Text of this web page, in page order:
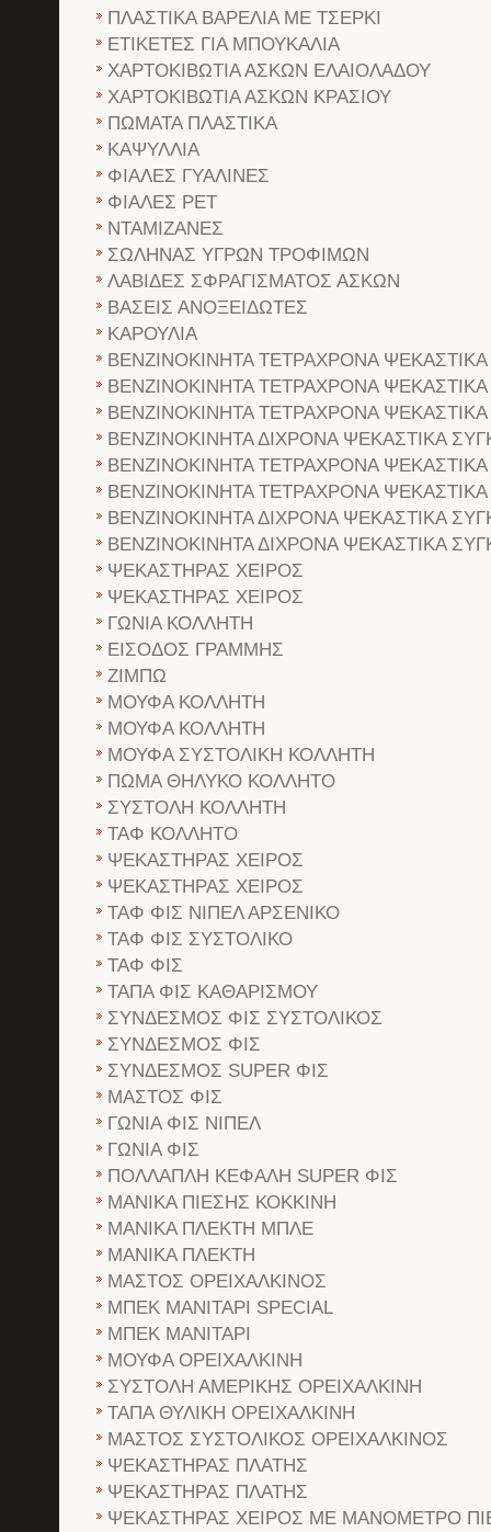
ΠΛΑΣΤΙΚΑ ΒΑΡΕΛΙΑ ΜΕ ΤΣΕΡΚΙ
ΕΤΙΚΕΤΕΣ ΓΙΑ ΜΠΟΥΚΑΛΙΑ
ΧΑΡΤΟΚΙΒΩΤΙΑ ΑΣΚΩΝ ΕΛΑΙΟΛΑΔΟΥ
ΧΑΡΤΟΚΙΒΩΤΙΑ ΑΣΚΩΝ ΚΡΑΣΙΟΥ
ΠΩΜΑΤΑ ΠΛΑΣΤΙΚΑ
ΚΑΨΥΛΛΙΑ
ΦΙΑΛΕΣ ΓΥΑΛΙΝΕΣ
ΦΙΑΛΕΣ PET
ΝΤΑΜΙΖΑΝΕΣ
ΣΩΛΗΝΑΣ ΥΓΡΩΝ ΤΡΟΦΙΜΩΝ
ΛΑΒΙΔΕΣ ΣΦΡΑΓΙΣΜΑΤΟΣ ΑΣΚΩΝ
ΒΑΣΕΙΣ ΑΝΟΞΕΙΔΩΤΕΣ
ΚΑΡΟΥΛΙΑ
ΒΕΝΖΙΝΟΚΙΝΗΤΑ ΤΕΤΡΑΧΡΟΝΑ
ΒΕΝΖΙΝΟΚΙΝΗΤΑ ΤΕΤΡΑΧΡΟΝΑ
ΒΕΝΖΙΝΟΚΙΝΗΤΑ ΤΕΤΡΑΧΡΟΝΑ
ΒΕΝΖΙΝΟΚΙΝΗΤΑ ΔΙΧΡΟΝΑ ΨΕΚΑΣΤΙΚΑ
ΒΕΝΖΙΝΟΚΙΝΗΤΑ ΤΕΤΡΑΧΡΟΝΑ ΨΕΚΑΣΤΙΚΑ
ΒΕΝΖΙΝΟΚΙΝΗΤΑ ΤΕΤΡΑΧΡΟΝΑ ΨΕΚΑΣΤΙΚΑ
ΒΕΝΖΙΝΟΚΙΝΗΤΑ ΔΙΧΡΟΝΑ ΨΕΚΑΣΤΙΚΑ
ΒΕΝΖΙΝΟΚΙΝΗΤΑ ΔΙΧΡΟΝΑ ΨΕΚΑΣΤΙΚΑ
ΨΕΚΑΣΤΗΡΑΣ ΧΕΙΡΟΣ
ΨΕΚΑΣΤΗΡΑΣ ΧΕΙΡΟΣ
ΓΩΝΙΑ ΚΟΛΛΗΤΗ
ΕΙΣΟΔΟΣ ΓΡΑΜΜΗΣ
ΖΙΜΠΩ
ΜΟΥΦΑ ΚΟΛΛΗΤΗ
ΜΟΥΦΑ ΚΟΛΛΗΤΗ
ΜΟΥΦΑ ΣΥΣΤΟΛΙΚΗ ΚΟΛΛΗΤΗ
ΠΩΜΑ ΘΗΛΥΚΟ ΚΟΛΛΗΤΟ
ΣΥΣΤΟΛΗ ΚΟΛΛΗΤΗ
ΤΑΦ ΚΟΛΛΗΤΟ
ΨΕΚΑΣΤΗΡΑΣ ΧΕΙΡΟΣ
ΨΕΚΑΣΤΗΡΑΣ ΧΕΙΡΟΣ
ΤΑΦ ΦΙΣ ΝΙΠΕΛ ΑΡΣΕΝΙΚΟ
ΤΑΦ ΦΙΣ ΣΥΣΤΟΛΙΚΟ
ΤΑΦ ΦΙΣ
ΤΑΠΑ ΦΙΣ ΚΑΘΑΡΙΣΜΟΥ
ΣΥΝΔΕΣΜΟΣ ΦΙΣ ΣΥΣΤΟΛΙΚΟΣ
ΣΥΝΔΕΣΜΟΣ ΦΙΣ
ΣΥΝΔΕΣΜΟΣ SUPER ΦΙΣ
ΜΑΣΤΟΣ ΦΙΣ
ΓΩΝΙΑ ΦΙΣ ΝΙΠΕΛ
ΓΩΝΙΑ ΦΙΣ
ΠΟΛΛΑΠΛΗ ΚΕΦΑΛΗ SUPER ΦΙΣ
ΜΑΝΙΚΑ ΠΙΕΣΗΣ ΚΟΚΚΙΝΗ
ΜΑΝΙΚΑ ΠΛΕΚΤΗ ΜΠΛΕ
ΜΑΝΙΚΑ ΠΛΕΚΤΗ
ΜΑΣΤΟΣ ΟΡΕΙΧΑΛΚΙΝΟΣ
ΜΠΕΚ ΜΑΝΙΤΑΡΙ SPECIAL
ΜΠΕΚ ΜΑΝΙΤΑΡΙ
ΜΟΥΦΑ ΟΡΕΙΧΑΛΚΙΝΗ
ΣΥΣΤΟΛΗ ΑΜΕΡΙΚΗΣ ΟΡΕΙΧΑΛΚΙΝΗ
ΤΑΠΑ ΘΥΛΙΚΗ ΟΡΕΙΧΑΛΚΙΝΗ
ΜΑΣΤΟΣ ΣΥΣΤΟΛΙΚΟΣ ΟΡΕΙΧΑΛΚΙΝΟΣ
ΨΕΚΑΣΤΗΡΑΣ ΠΛΑΤΗΣ
ΨΕΚΑΣΤΗΡΑΣ ΠΛΑΤΗΣ
ΨΕΚΑΣΤΗΡΑΣ ΧΕΙΡΟΣ ΜΕ ΜΑΝΟΜΕΤΡΟ